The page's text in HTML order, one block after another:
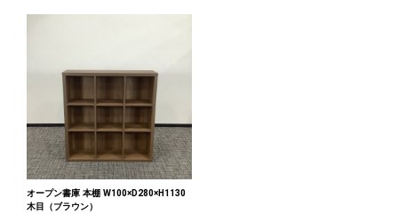
オープン書庫 本棚 W100×D280×H1130
木目（ブラウン）